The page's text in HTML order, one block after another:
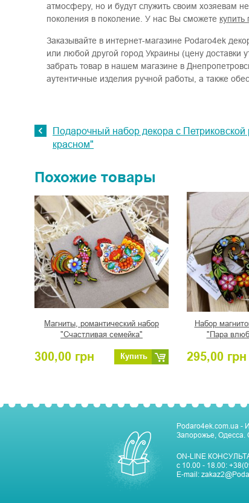
атмосферу, но и будут служить своим хозяевам
поколения в поколение. У нас Вы сможете купить
Заказывайте в интернет-магазине Podaro4ek
или любой другой город Украины (цену доставки
забрать товар в нашем магазине в
аутентичные изделия ручной работы, а также
Подарочный набор декора с
красном"
Похожие товары
Магниты, романтический набор
"Счастливая семейка"
300,00 грн Купить
Набор
"Пара
295,00 грн
Podaro4ek.com.ua -
Запорожье, Одесса.
ON-LINE
с 10.00 - 18.00:
E-mail: